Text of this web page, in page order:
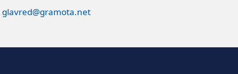
glavred@gramota.net